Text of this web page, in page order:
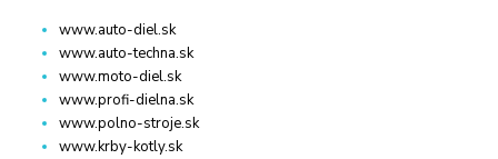
www.auto-diel.sk
www.auto-techna.sk
www.moto-diel.sk
www.profi-dielna.sk
www.polno-stroje.sk
www.krby-kotly.sk